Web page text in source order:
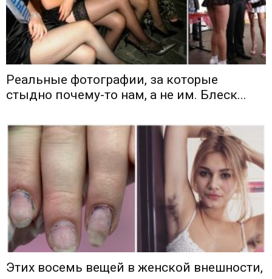
Реальные фотографии, за которые
стыдно почему-то нам, а не им. Блеск...
Этих восемь вещей в женской внешности,